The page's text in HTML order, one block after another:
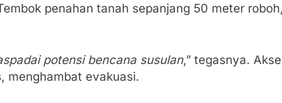
penahan tanah sepanjang 50 meter
potensi bencana susulan,” tegasnya.
menghambat evakuasi.